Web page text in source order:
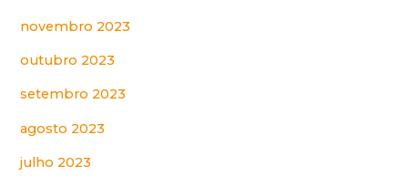
novembro 2023
outubro 2023
setembro 2023
agosto 2023
julho 2023